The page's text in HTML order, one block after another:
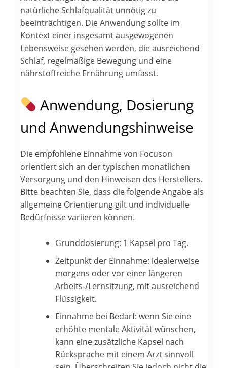
natürliche Schlafqualität unnötig zu
beeinträchtigen. Die Anwendung sollte im
Kontext einer insgesamt ausgewogenen
Lebensweise gesehen werden, die ausreichend
Schlaf, regelmäßige Bewegung und eine
nährstoffreiche Ernährung umfasst.
Anwendung, Dosierung
und Anwendungshinweise
Die empfohlene Einnahme von Focuson
orientiert sich an der typischen monatlichen
Versorgung und den Hinweisen des Herstellers.
Bitte beachten Sie, dass die folgende Angabe als
allgemeine Orientierung gilt und individuelle
Bedürfnisse variieren können.
Grunddosierung: 1 Kapsel pro Tag.
Zeitpunkt der Einnahme: idealerweise
morgens oder vor einer längeren
Arbeits-/Lernsitzung, mit ausreichend
Flüssigkeit.
Einnahme bei Bedarf: wenn Sie eine
erhöhte mentale Aktivität wünschen,
kann eine zusätzliche Kapsel nach
Rücksprache mit einem Arzt sinnvoll